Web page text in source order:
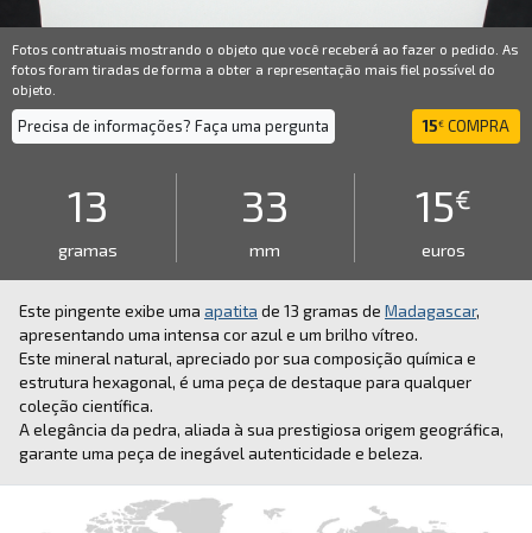
Fotos contratuais mostrando o objeto que você receberá ao fazer o pedido. As
fotos foram tiradas de forma a obter a representação mais fiel possível do
objeto.
Precisa de informações? Faça uma pergunta 15€ COMPRA
13
gramas
33
mm
15€
euros
Este pingente exibe uma apatita de 13 gramas de Madagascar,
apresentando uma intensa cor azul e um brilho vítreo.
Este mineral natural, apreciado por sua composição química e
estrutura hexagonal, é uma peça de destaque para qualquer
coleção científica.
A elegância da pedra, aliada à sua prestigiosa origem geográfica,
garante uma peça de inegável autenticidade e beleza.